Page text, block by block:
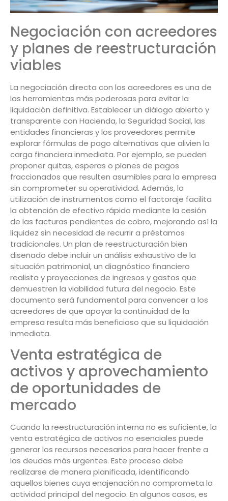
Negociación con acreedores
y planes de reestructuración
viables
La negociación directa con los acreedores es una de
las herramientas más poderosas para evitar la
liquidación definitiva. Establecer un diálogo abierto y
transparente con Hacienda, la Seguridad Social, las
entidades financieras y los proveedores permite
explorar fórmulas de pago alternativas que alivien la
carga financiera inmediata. Por ejemplo, se pueden
proponer quitas, esperas o planes de pagos
fraccionados que resulten asumibles para la empresa
sin comprometer su operatividad. Además, la
utilización de instrumentos como el factoraje facilita
la obtención de efectivo rápido mediante la cesión
de las facturas pendientes de cobro, mejorando así la
liquidez sin necesidad de recurrir a préstamos
tradicionales. Un plan de reestructuración bien
diseñado debe incluir un análisis exhaustivo de la
situación patrimonial, un diagnóstico financiero
realista y proyecciones de ingresos y gastos que
demuestren la viabilidad futura del negocio. Este
documento será fundamental para convencer a los
acreedores de que apoyar la continuidad de la
empresa resulta más beneficioso que su liquidación
inmediata.
Venta estratégica de
activos y aprovechamiento
de oportunidades de
mercado
Cuando la reestructuración interna no es suficiente, la
venta estratégica de activos no esenciales puede
generar los recursos necesarios para hacer frente a
las deudas más urgentes. Este proceso debe
realizarse de manera planificada, identificando
aquellos bienes cuya enajenación no comprometa la
actividad principal del negocio. En algunos casos, es